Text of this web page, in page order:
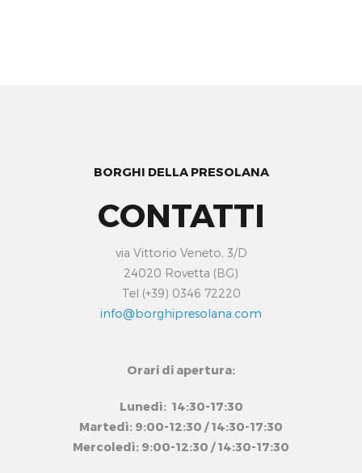
BORGHI DELLA PRESOLANA
CONTATTI
via Vittorio Veneto, 3/D
24020 Rovetta (BG)
Tel (+39) 0346 72220
info@borghipresolana.com
Orari di apertura:
Lunedì: 14:30-17:30
Martedì: 9:00-12:30 / 14:30-17:30
Mercoledì: 9:00-12:30 / 14:30-17:30